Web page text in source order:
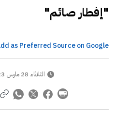
"إفطار صائم"
as Preferred Source on Google
الثلاثاء 28 مارس 2023